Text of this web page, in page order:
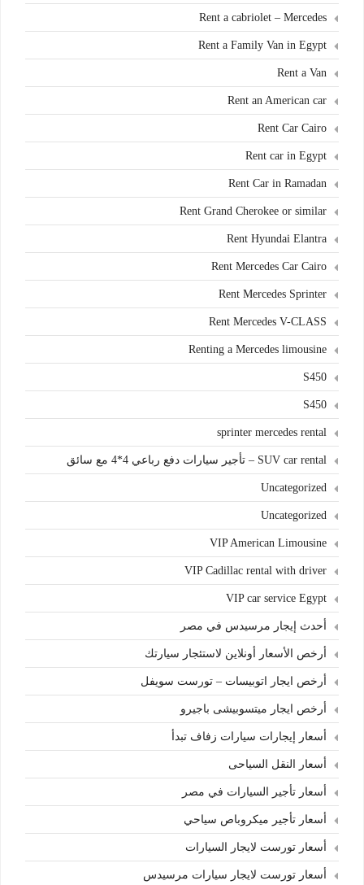
Rent a cabriolet – Mercedes
Rent a Family Van in Egypt
Rent a Van
Rent an American car
Rent Car Cairo
Rent car in Egypt
Rent Car in Ramadan
Rent Grand Cherokee or similar
Rent Hyundai Elantra
Rent Mercedes Car Cairo
Rent Mercedes Sprinter
Rent Mercedes V-CLASS
Renting a Mercedes limousine
S450
S450
sprinter mercedes rental
SUV car rental – تأجير سيارات دفع رباعي 4*4 مع سائق
Uncategorized
Uncategorized
VIP American Limousine
VIP Cadillac rental with driver
VIP car service Egypt
أحدث إيجار مرسيدس في مصر
أرخص الأسعار أونلاين لاستئجار سيارتك
أرخص ايجار اتوبيسات – تورست سويفل
أرخص ايجار ميتسوبيشى باجيرو
أسعار إيجارات سيارات زفاف تبدأ
أسعار النقل السياحى
أسعار تأجير السيارات في مصر
أسعار تأجير ميكروباص سياحي
أسعار تورست لايجار السيارات
أسعار تورست لايجار سيارات مرسيدس